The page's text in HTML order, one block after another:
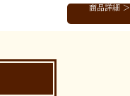
た。そのお店がなくな
は、大好きなコスモド
ところが、一昨年ネッ
商品詳細 ＞